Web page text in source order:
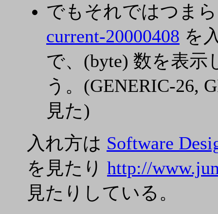
でもそれではつま
current-20000408 を
で、(byte) 数を表示
う。(GENERIC-26,
見た)
入れ方は Software
を見たり http://
見たりしている。